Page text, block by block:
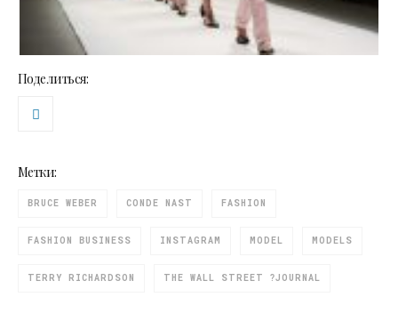
Поделиться:
Метки:
BRUCE WEBER CONDE NAST FASHION
FASHION BUSINESS INSTAGRAM MODEL MODELS
TERRY RICHARDSON THE WALL STREET ?JOURNAL